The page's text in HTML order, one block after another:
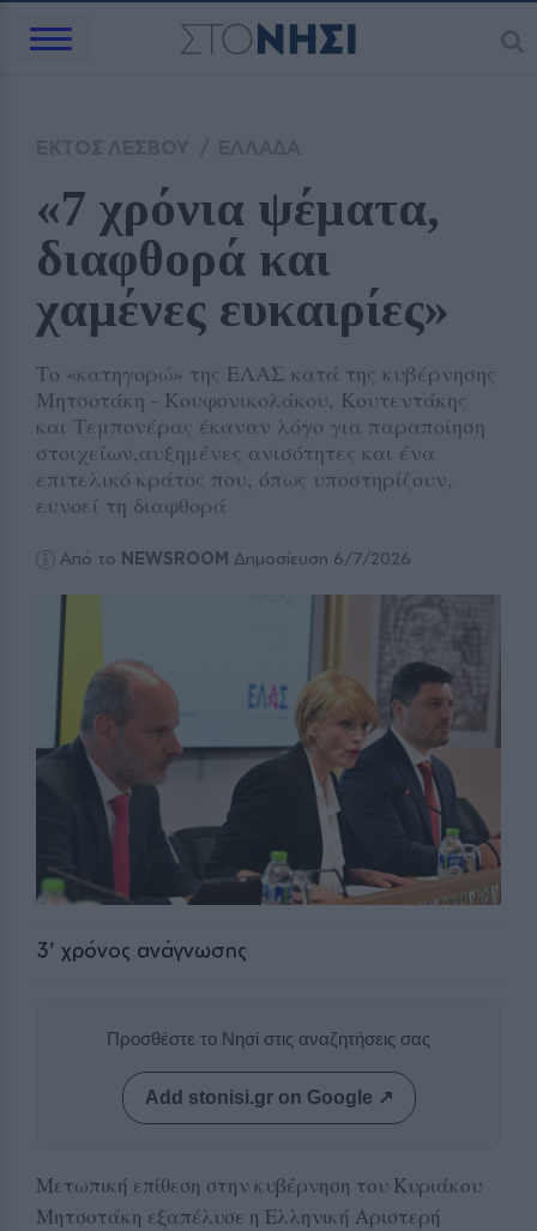
«7 χρόνια ψέματα,
διαφθορά και
χαμένες ευκαιρίες»
Το «κατηγορώ» της ΕΛΑΣ κατά της κυβέρνησης
Μητσοτάκη - Κουφονικολάκου, Κουτεντάκης
και Τεμπονέρας έκαναν λόγο για παραποίηση
στοιχείων,αυξημένες ανισότητες και ένα
επιτελικό κράτος που, όπως υποστηρίζουν,
ευνοεί τη διαφθορά
Από το NEWSROOM Δημοσίευση 6/7/2026
3' χρόνος ανάγνωσης
Προσθέστε το Νησί στις αναζητήσεις σας
Add stonisi.gr on Google ↗
Μετωπική επίθεση στην κυβέρνηση του Κυριάκου
Μητσοτάκη εξαπέλυσε η Ελληνική Αριστερή